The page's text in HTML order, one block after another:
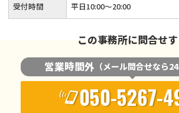
受付時間 平日10:00～20:00
この事務所に問合せ
営業時間外 （メール問合せなら
050-5267-